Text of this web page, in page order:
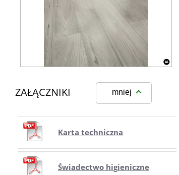
ZAŁĄCZNIKI mniej
Karta techniczna
Świadectwo higieniczne